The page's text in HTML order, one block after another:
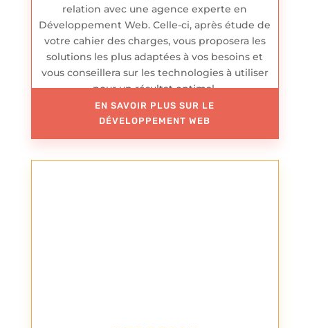
relation avec une agence experte en
Développement Web. Celle-ci, après étude de
votre cahier des charges, vous proposera les
solutions les plus adaptées à vos besoins et
vous conseillera sur les technologies à utiliser
pour un résultat optimal.
EN SAVOIR PLUS SUR LE
DÉVELOPPEMENT WEB